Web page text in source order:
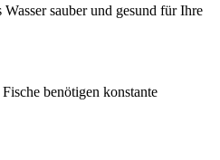
sauber und gesund für Ihre
benötigen konstante